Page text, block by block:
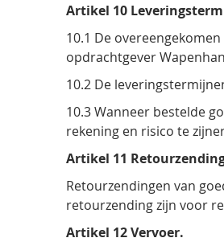
Artikel 10
10.1 De
opdrachtgever
10.2 De
10.3 Wanneer bestelde
rekening en risico te
Artikel 11
Retourzendingen van
retourzending zijn voor
Artikel 12 Vervoer.